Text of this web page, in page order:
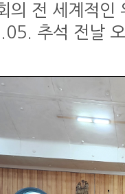
의 전 세계적인
추석 전날